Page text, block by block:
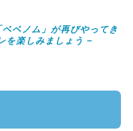
ベノム」が再びやってき
を楽しみましょう –